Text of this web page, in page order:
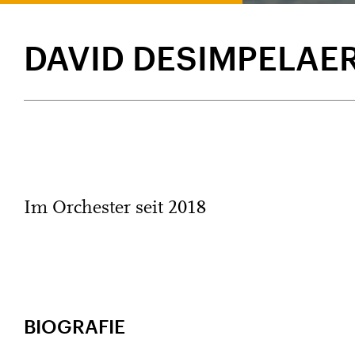
DAVID
Im Orchester seit 2018
BIOGRAFIE